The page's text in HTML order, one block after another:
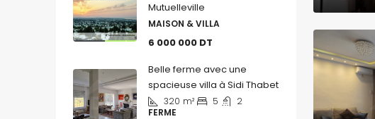
Mutuelleville
MAISON & VILLA
6 000 000 DT
Belle ferme avec une
spacieuse villa à Sidi Thabet
320 m² 5
2
FERME